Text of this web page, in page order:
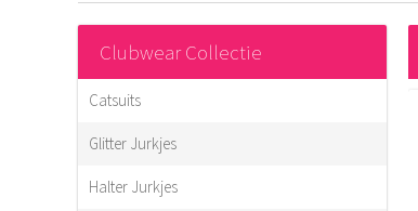
Clubwear Collectie
Catsuits
Glitter Jurkjes
Halter Jurkjes